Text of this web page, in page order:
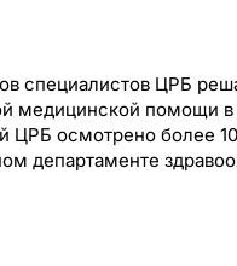
специалистов ЦРБ
медицинской помощи
ЦРБ осмотрено более
департаменте